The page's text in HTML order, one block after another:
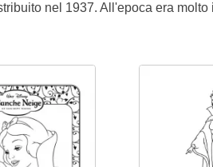
nel 1937. All'epoca era molto